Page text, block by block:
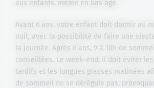
aux enfants, même en bas âge.
Avant 6 ans, votre enfant doit dormir au
nuit, avec la possibilité de faire une sieste
la journée. Après 6 ans, 9 à 10h de
conseillées. Le week-end, il doit éviter
tardifs et les longues grasses matinées
de sommeil ne se dérégule pas,